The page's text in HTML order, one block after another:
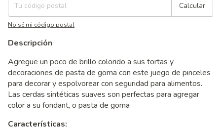
Calcular
No sé mi código postal
Descripción
Agregue un poco de brillo colorido a sus tortas y
decoraciones de pasta de goma con este juego de pinceles
para decorar y espolvorear con seguridad para alimentos.
Las cerdas sintéticas suaves son perfectas para agregar
color a su fondant, o pasta de goma
Características: